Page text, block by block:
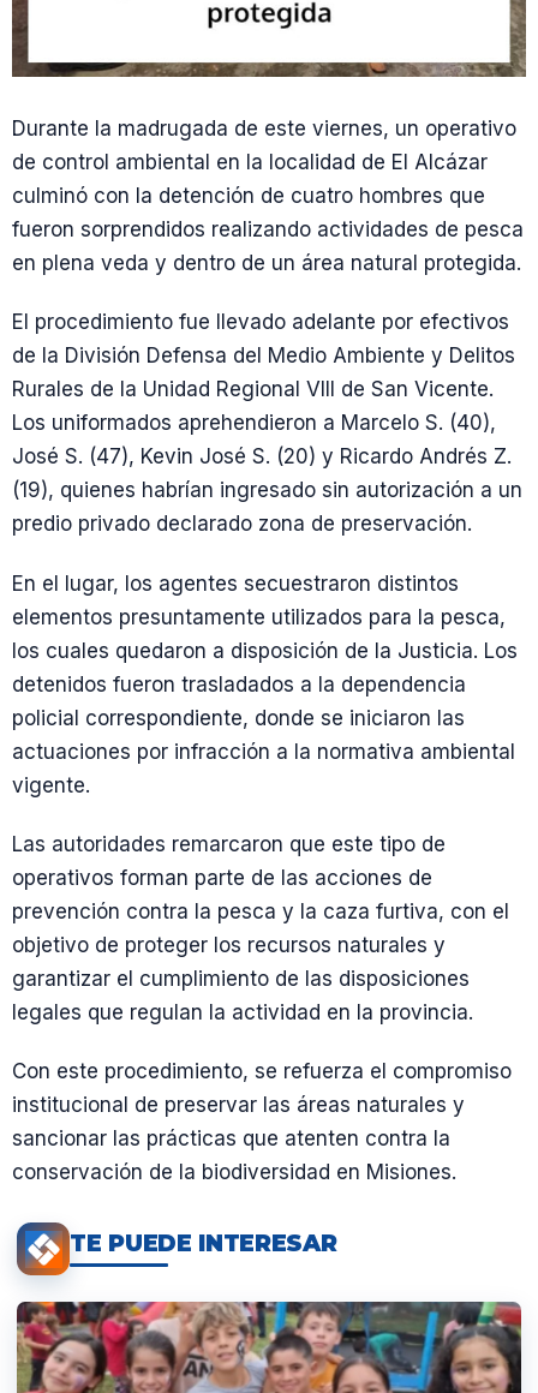
Durante la madrugada de este viernes, un operativo
de control ambiental en la localidad de El Alcázar
culminó con la detención de cuatro hombres que
fueron sorprendidos realizando actividades de pesca
en plena veda y dentro de un área natural protegida.
El procedimiento fue llevado adelante por efectivos
de la División Defensa del Medio Ambiente y Delitos
Rurales de la Unidad Regional VIII de San Vicente.
Los uniformados aprehendieron a Marcelo S. (40),
José S. (47), Kevin José S. (20) y Ricardo Andrés Z.
(19), quienes habrían ingresado sin autorización a un
predio privado declarado zona de preservación.
En el lugar, los agentes secuestraron distintos
elementos presuntamente utilizados para la pesca,
los cuales quedaron a disposición de la Justicia. Los
detenidos fueron trasladados a la dependencia
policial correspondiente, donde se iniciaron las
actuaciones por infracción a la normativa ambiental
vigente.
Las autoridades remarcaron que este tipo de
operativos forman parte de las acciones de
prevención contra la pesca y la caza furtiva, con el
objetivo de proteger los recursos naturales y
garantizar el cumplimiento de las disposiciones
legales que regulan la actividad en la provincia.
Con este procedimiento, se refuerza el compromiso
institucional de preservar las áreas naturales y
sancionar las prácticas que atenten contra la
conservación de la biodiversidad en Misiones.
TE PUEDE INTERESAR